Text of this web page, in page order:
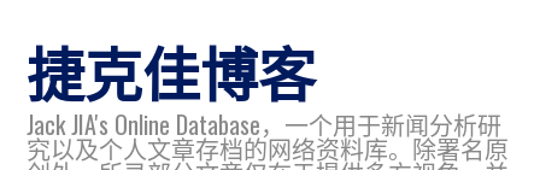
捷克佳博客
Jack JIA's Online Database，一个用于新闻分析研
究以及个人文章存档的网络资料库。除署名原